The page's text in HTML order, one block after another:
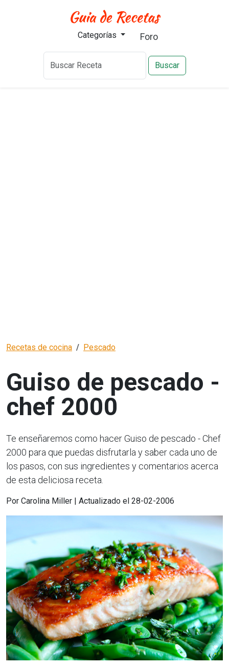
Categorías Foro
Buscar
Recetas de cocina Pescado
Guiso de pescado -
chef 2000
Te enseñaremos como hacer Guiso de pescado - Chef
2000 para que puedas disfrutarla y saber cada uno de
los pasos, con sus ingredientes y comentarios acerca
de esta deliciosa receta.
Por Carolina Miller | Actualizado el 28-02-2006